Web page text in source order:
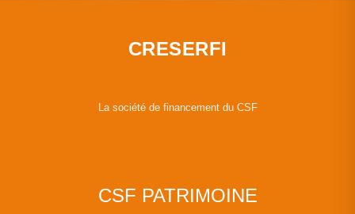
CRESERFI
La société de financement du CSF
CSF PATRIMOINE